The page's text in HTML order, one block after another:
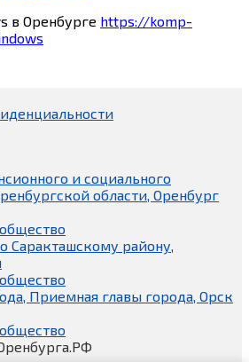
в Оренбурге https://komp-
и социального
области, Оренбург
общество
Саракташскому району,
общество
Приемная главы города, Орск
общество